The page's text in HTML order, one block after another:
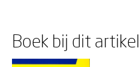
Boek bij dit artikel